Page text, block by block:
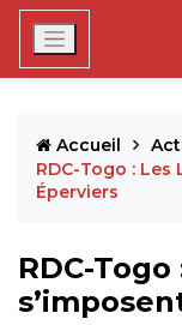
Accueil
RDC-Togo : Les
Éperviers
RDC-